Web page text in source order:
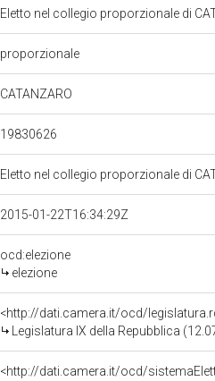
Eletto nel collegio proporzionale di
proporzionale
CATANZARO
19830626
Eletto nel collegio proporzionale di
2015-01-22T16:34:29Z
ocd:elezione
elezione
<http://dati.camera.it/ocd/
Legislatura IX della Repubblica
<http://dati.camera.it/ocd/